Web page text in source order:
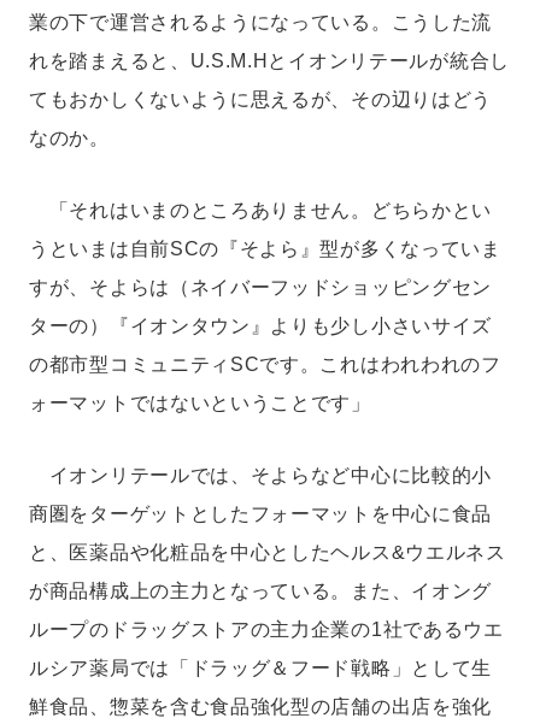
業の下で運営されるようになっている。こうした流
れを踏まえると、U.S.M.Hとイオンリテールが統合し
てもおかしくないように思えるが、その辺りはどう
なのか。
「それはいまのところありません。どちらかとい
うといまは自前SCの『そよら』型が多くなっていま
すが、そよらは（ネイバーフッドショッピングセン
ターの）『イオンタウン』よりも少し小さいサイズ
の都市型コミュニティSCです。これはわれわれのフ
ォーマットではないということです」
イオンリテールでは、そよらなど中心に比較的小
商圏をターゲットとしたフォーマットを中心に食品
と、医薬品や化粧品を中心としたヘルス&ウエルネス
が商品構成上の主力となっている。また、イオング
ループのドラッグストアの主力企業の1社であるウエ
ルシア薬局では「ドラッグ＆フード戦略」として生
鮮食品、惣菜を含む食品強化型の店舗の出店を強化